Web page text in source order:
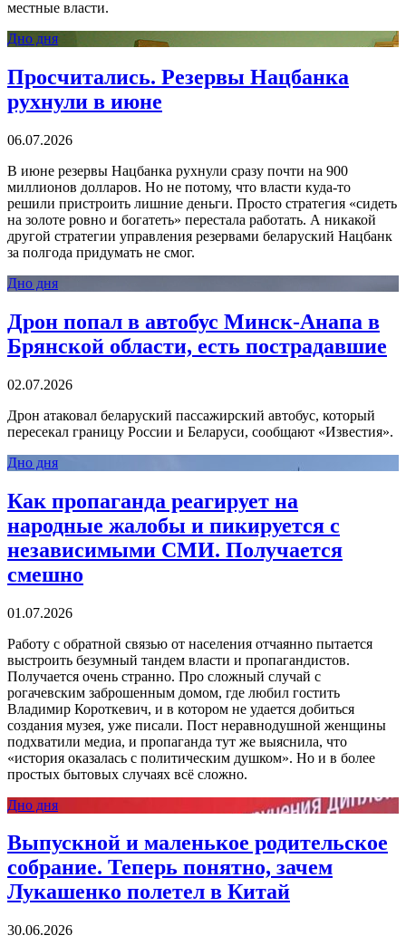
местные власти.
Дно дня
Просчитались. Резервы Нацбанка
рухнули в июне
06.07.2026
В июне резервы Нацбанка рухнули сразу почти на 900
миллионов долларов. Но не потому, что власти куда-то
решили пристроить лишние деньги. Просто стратегия «сидеть
на золоте ровно и богатеть» перестала работать. А никакой
другой стратегии управления резервами беларуский Нацбанк
за полгода придумать не смог.
Дно дня
Дрон попал в автобус Минск-Анапа в
Брянской области, есть пострадавшие
02.07.2026
Дрон атаковал беларуский пассажирский автобус, который
пересекал границу России и Беларуси, сообщают «Известия».
Дно дня
Как пропаганда реагирует на
народные жалобы и пикируется с
независимыми СМИ. Получается
смешно
01.07.2026
Работу с обратной связью от населения отчаянно пытается
выстроить безумный тандем власти и пропагандистов.
Получается очень странно. Про сложный случай с
рогачевским заброшенным домом, где любил гостить
Владимир Короткевич, и в котором не удается добиться
создания музея, уже писали. Пост неравнодушной женщины
подхватили медиа, и пропаганда тут же выяснила, что
«история оказалась с политическим душком». Но и в более
простых бытовых случаях всё сложно.
Дно дня
Выпускной и маленькое родительское
собрание. Теперь понятно, зачем
Лукашенко полетел в Китай
30.06.2026